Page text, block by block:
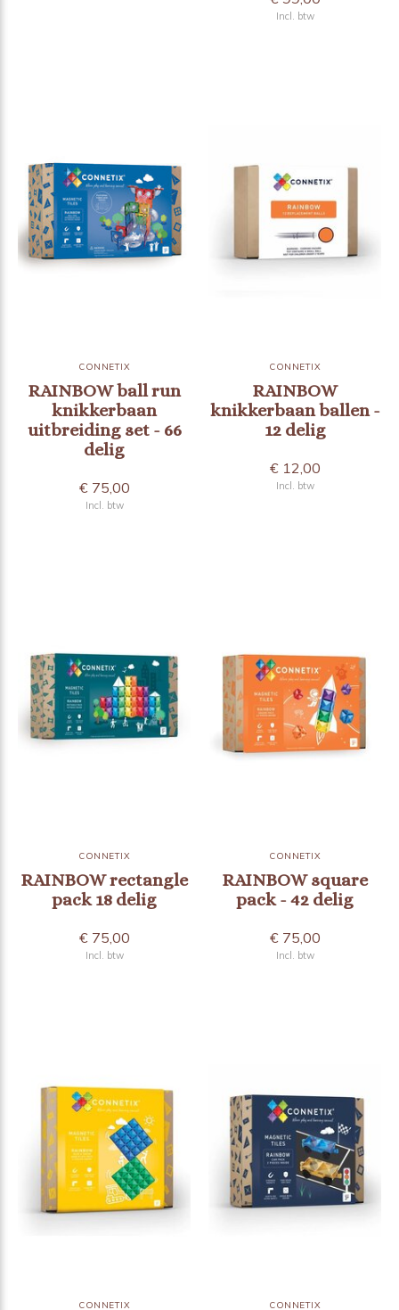
Incl. btw
CONNETIX
RAINBOW ball run
knikkerbaan
uitbreiding set - 66
delig
€ 75,00
Incl. btw
CONNETIX
RAINBOW
knikkerbaan ballen -
12 delig
€ 12,00
Incl. btw
CONNETIX
RAINBOW rectangle
pack 18 delig
€ 75,00
Incl. btw
CONNETIX
RAINBOW square
pack - 42 delig
€ 75,00
Incl. btw
CONNETIX CONNETIX